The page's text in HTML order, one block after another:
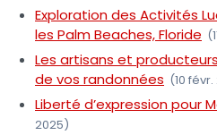
Exploration des Activités
les Palm Beaches, Floride
Les artisans et
de vos randonnées (10
Liberté d’expression pour
2025)